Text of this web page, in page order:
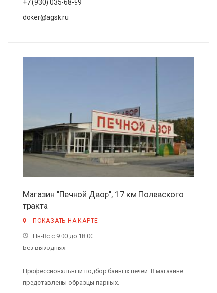
+7 (930) 035-68-99
doker@agsk.ru
Магазин "Печной Двор", 17 км Полевского
тракта
ПОКАЗАТЬ НА КАРТЕ
Пн-Вс с 9:00 до 18:00
Без выходных
Профессиональный подбор банных печей. В магазине
представлены образцы парных.